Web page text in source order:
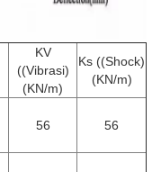
KV
((Vibrasi)
(KN/m)
Ks ((Shock)
(KN/m)
56 56